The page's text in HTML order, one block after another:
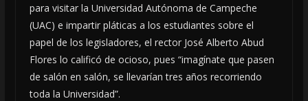
para visitar la Universidad Autónoma de Campeche
(UAC) e impartir pláticas a los estudiantes sobre el
papel de los legisladores, el rector José Alberto Abud
Flores lo calificó de ocioso, pues “imagínate que pasen
de salón en salón, se llevarían tres años recorriendo
toda la Universidad”.